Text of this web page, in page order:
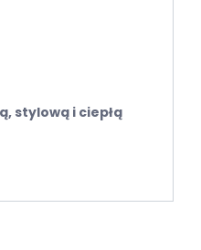
stylową i ciepłą